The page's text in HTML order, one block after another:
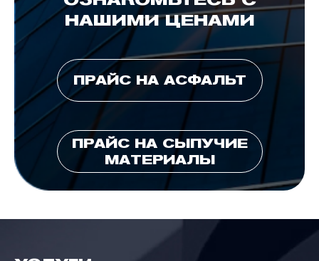
НАШИМИ ЦЕНАМИ
ПРАЙС НА АСФАЛЬТ
ПРАЙС НА СЫПУЧИЕ
МАТЕРИАЛЫ